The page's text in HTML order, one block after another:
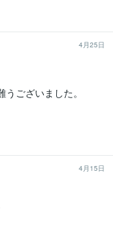
4月25日
ございました。
4月15日